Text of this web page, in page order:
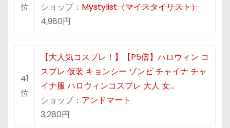
位
ショップ：Mystylist（マイスタイリスト）
4,980円
41
位
【大人気コスプレ！】【P5倍】ハロウィン コ
スプレ 仮装 キョンシー ゾンビ チャイナ チャ
イナ服 ハロウィンコスプレ 大人 女…
ショップ： アンドマート
3,280円